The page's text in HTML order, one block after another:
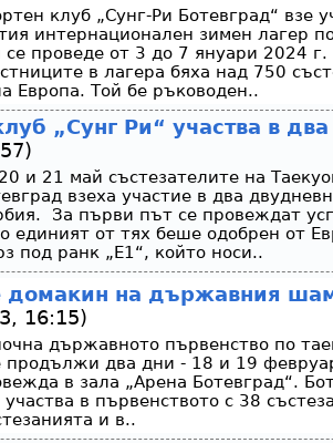
клуб „Сунг-Ри Ботевград“ взе
интернационален зимен лагер
се проведе от 3 до 7 януари 2024
в лагера бяха над 750
Европа. Той бе ръководен..
„Сунг Ри“ участва в
и 21 май състезателите на
взеха участие в два
За първи път се провеждат
единият от тях беше одобрен от
под ранк „E1“, който носи..
домакин на държавния
16:15)
държавното първенство по
продължи два дни - 18 и 19
в зала „Арена Ботевград“.
участва в първенството с 38
и в..